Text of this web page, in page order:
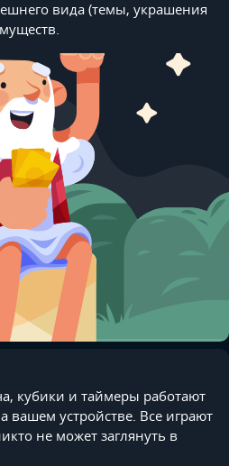
вида (темы, украшения
кубики и таймеры работают
вашем устройстве. Все играют
не может заглянуть в